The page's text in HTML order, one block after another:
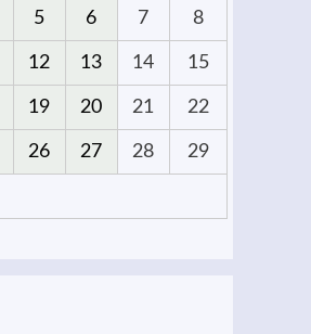
5 6 7 8
12 13 14 15
19 20 21 22
26 27 28 29